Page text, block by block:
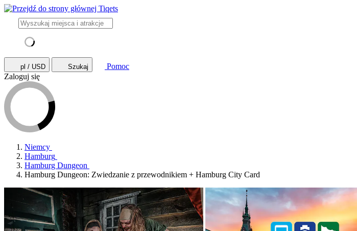
pl / USD Szukaj
Pomoc
Zaloguj się
Niemcy
Hamburg
Hamburg Dungeon
Hamburg Dungeon: Zwiedzanie z przewodnikiem + Hamburg City Card